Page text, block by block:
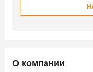
О компании